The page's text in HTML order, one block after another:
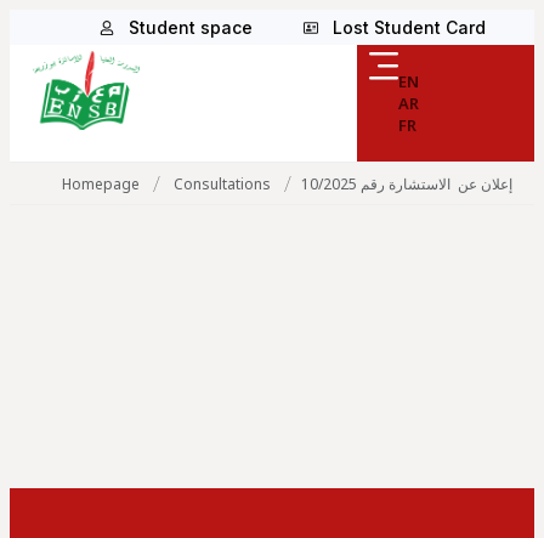
Student space Lost Student Card
EN
AR
FR
Homepage / Consultations / إعلان عن الاستشارة رقم 10/2025